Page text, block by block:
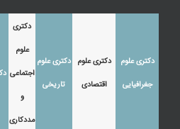
دکتری علوم
جغرافیایی
دکتری علوم
اقتصادی
دکتری علوم
تاریخی
دکتری
علوم
اجتماعی
و
مددکاری